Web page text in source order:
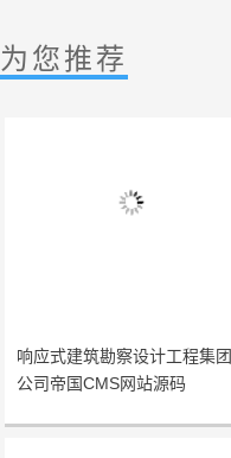
为您推荐
响应式建筑勘察设计工程集团
公司帝国CMS网站源码